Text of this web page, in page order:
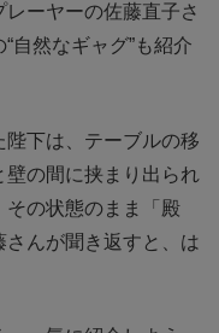
ーヤーの佐藤直子さ
自然なギャグ”も紹介
下は、テーブルの移
の間に挟まり出られ
その状態のまま「殿
んが聞き返すと、は